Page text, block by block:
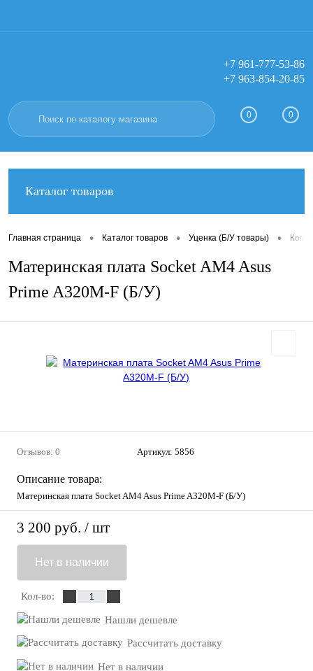
Вход Регистрация
+7 961-777-53-86
+7 963-854-20-85
0 0
Каталог товаров
Главная страница • Каталог товаров • Уценка (Б/У товары) •
Материнская плата Socket AM4 Asus
Prime A320M-F (Б/У)
Отзывов: 0 Артикул: 5856
Описание товара:
Материнская плата Socket AM4 Asus Prime A320M-F (Б/У)
3 200 руб. / шт
Нет в наличии
Кол-во:
Нашли дешевле
Рассчитать доставку
Нет в наличии